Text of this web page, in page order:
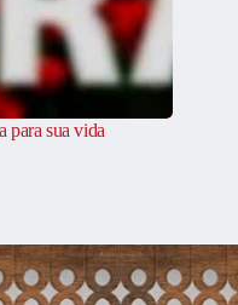
para sua vida